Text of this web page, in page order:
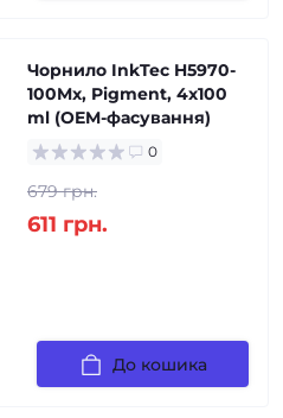
Чорнило InkTec H5970-
100Mx, Pigment, 4x100
ml (OEM-фасування)
0
679 грн.
611 грн.
До кошика